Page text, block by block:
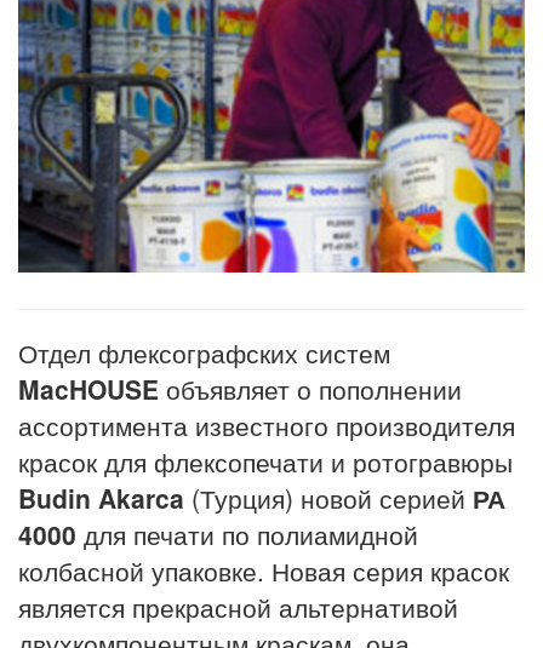
Отдел флексографских систем
MacHOUSE объявляет о пополнении
ассортимента известного производителя
красок для флексопечати и ротогравюры
Budin Akarca (Турция) новой серией РА
4000 для печати по полиамидной
колбасной упаковке. Новая серия красок
является прекрасной альтернативой